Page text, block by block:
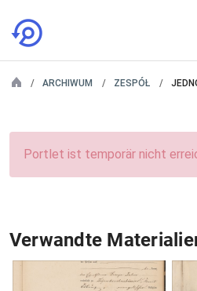
ARCHIWUM ZESPÓŁ
Portlet ist temporär nicht
Verwandte